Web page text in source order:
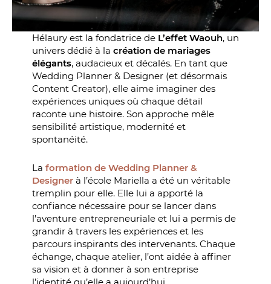
Hélaury est la fondatrice de L’effet Waouh, un
univers dédié à la création de mariages
élégants, audacieux et décalés. En tant que
Wedding Planner & Designer (et désormais
Content Creator), elle aime imaginer des
expériences uniques où chaque détail
raconte une histoire. Son approche mêle
sensibilité artistique, modernité et
spontanéité.
La formation de Wedding Planner &
Designerà l’école Mariella a été un véritable
tremplin pour elle. Elle lui a apporté la
confiance nécessaire pour se lancer dans
l’aventure entrepreneuriale et lui a permis de
grandir à travers les expériences et les
parcours inspirants des intervenants. Chaque
échange, chaque atelier, l’ont aidée à affiner
sa vision et à donner à son entreprise